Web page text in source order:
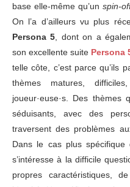
base elle-même qu’un spin-
On l’a d’ailleurs vu plus
Persona 5 , dont on a
son excellente suite Persona
telle côte, c’est parce qu’ils
thèmes matures,
joueur·euse·s. Des thèmes
séduisants, avec des
traversent des problèmes
Dans le cas plus spécifique
s’intéresse à la difficile
propres caractéristiques,